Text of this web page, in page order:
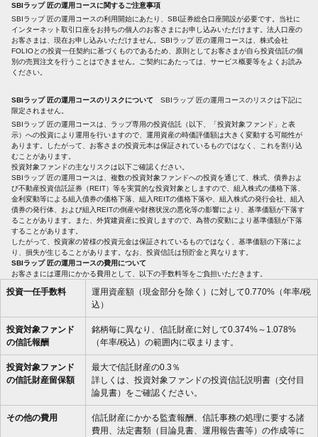
SBIラップ 匠の運用コースに関するご注意事項
SBIラップ 匠の運用コースの利用開始にあたり、SBI証券総合口座開設が必要です。当社に
インターネット取引口座をお持ちの個人のお客さまにお申し込みいただけます。法人口座の
お客さまは、現在お申し込みいただけません。SBIラップ 匠の運用コースは、株式会社
FOLIOとの投資一任契約に基づくものであるため、原則としてお客さまが自ら投資信託の個
別の売買注文を行うことはできません。ご契約にあたっては、サービス概要等をよくお読み
ください。
SBIラップ 匠の運用コースのリスクについて
SBIラップ 匠の運用コースのリスクは下記に
限定されません。
SBIラップ 匠の運用コースは、ラップ専用の投資信託（以下、「投資対象ファンド」と表
示）への投資により運用を行いますので、運用資産の時価評価額は大きく変動する可能性が
あります。したがって、お客さまの投資元本は保証されているものではなく、これを割り込
むことがあります。
投資対象ファンドの主なリスクは以下ご確認ください。
SBIラップ 匠の運用コースは、複数の投資対象ファンドへの投資を通じて、株式、債券およ
び不動産投資信託証券（REIT）等を実質的な投資対象としますので、組入株式の価格下落、
金利変動等による組入債券の価格下落、組入REITの価格下落や、組入株式の発行会社、組入
債券の発行体、および組入REITの倒産や財務状況の悪化等の影響により、基準価額が下落す
ることがあります。また、外貨建資産に投資しますので、為替の変動により基準価額が下落
することがあります。
したがって、投資家の皆様の投資元金は保証されているものではなく、基準価額の下落によ
り、損失が生じることがあります。なお、投資信託は預貯金と異なります。
SBIラップ 匠の運用コースの費用について
お客さまには運用にかかる費用として、以下の手数料等をご負担いただきます。
投資一任手数料
運用資産額（現金部分を除く）に対して0.770%（年率/税
込）
投資対象ファンド
の信託報酬
銘柄毎に異なり、信託財産に対して0.374%～1.078%
（年率/税込）の範囲内に収まります。
投資対象ファンド
の信託財産留保額
最大で信託財産の0.3％
詳しくは、投資対象ファンドの投資信託説明書（交付目
論見書）をご確認ください。
その他の費用
信託財産にかかる監査報酬、信託事務の処理に要する諸
費用、法定書類（目論見書、運用報告書等）の作成等に